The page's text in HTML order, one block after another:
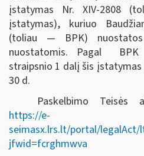
įstatymas Nr. XIV-2808
įstatymas), kuriuo
(toliau — BPK)
nuostatomis. Pagal
straipsnio 1 dalį šis
30 d.
Paskelbimo Teisės
https://e-
seimasx.lrs.lt/portal/legalAct/
jfwid=fcrghmwva